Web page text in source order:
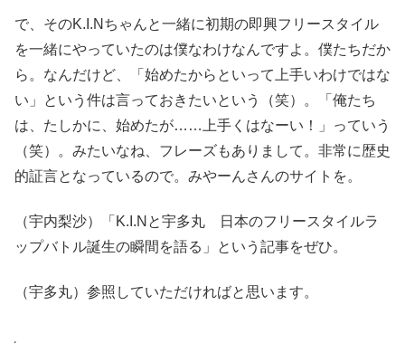
で、そのK.I.Nちゃんと一緒に初期の即興フリースタイル
を一緒にやっていたのは僕なわけなんですよ。僕たちだか
ら。なんだけど、「始めたからといって上手いわけではな
い」という件は言っておきたいという（笑）。「俺たち
は、たしかに、始めたが……上手くはなーい！」っていう
（笑）。みたいなね、フレーズもありまして。非常に歴史
的証言となっているので。みやーんさんのサイトを。
（宇内梨沙）「K.I.Nと宇多丸 日本のフリースタイルラ
ップバトル誕生の瞬間を語る」という記事をぜひ。
（宇多丸）参照していただければと思います。